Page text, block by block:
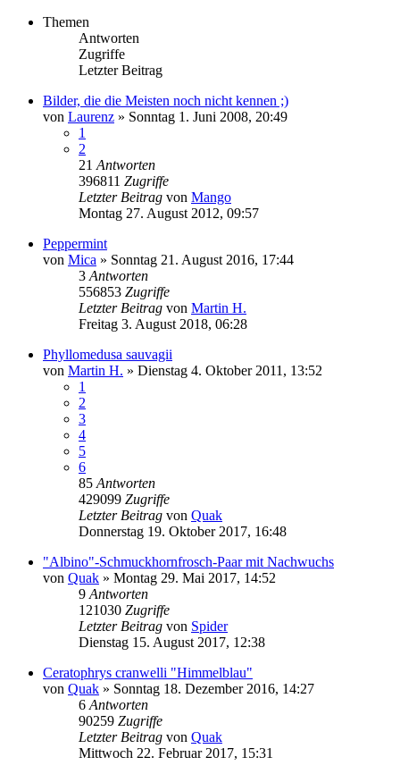
Themen
Antworten
Zugriffe
Letzter Beitrag
Bilder, die die Meisten noch nicht kennen ;)
von Laurenz » Sonntag 1. Juni 2008, 20:49
1
2
21 Antworten
396811 Zugriffe
Letzter Beitrag von Mango
Montag 27. August 2012, 09:57
Peppermint
von Mica » Sonntag 21. August 2016, 17:44
3 Antworten
556853 Zugriffe
Letzter Beitrag von Martin H.
Freitag 3. August 2018, 06:28
Phyllomedusa sauvagii
von Martin H. » Dienstag 4. Oktober 2011, 13:52
1
2
3
4
5
6
85 Antworten
429099 Zugriffe
Letzter Beitrag von Quak
Donnerstag 19. Oktober 2017, 16:48
"Albino"-Schmuckhornfrosch-Paar mit Nachwuchs
von Quak » Montag 29. Mai 2017, 14:52
9 Antworten
121030 Zugriffe
Letzter Beitrag von Spider
Dienstag 15. August 2017, 12:38
Ceratophrys cranwelli "Himmelblau"
von Quak » Sonntag 18. Dezember 2016, 14:27
6 Antworten
90259 Zugriffe
Letzter Beitrag von Quak
Mittwoch 22. Februar 2017, 15:31